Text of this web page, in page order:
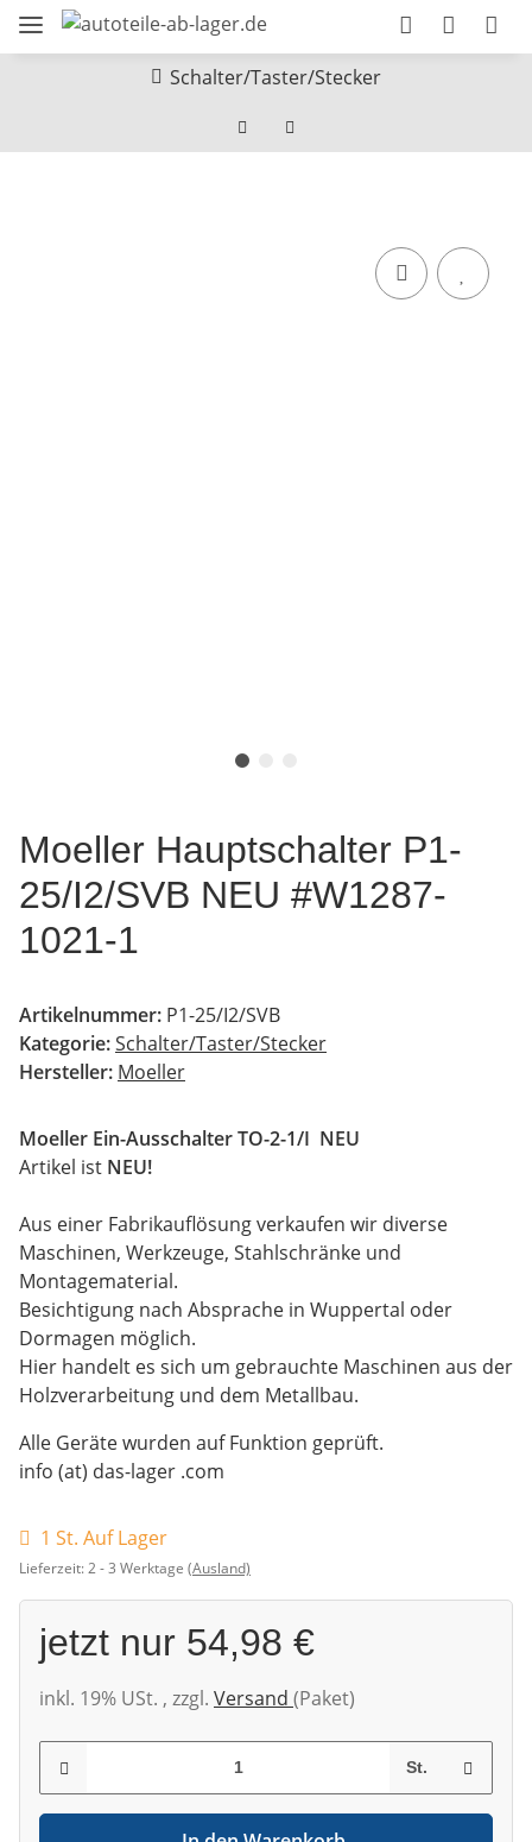
Schalter/Taster/Stecker
Moeller Hauptschalter P1-
25/I2/SVB NEU #W1287-
1021-1
Artikelnummer: P1-25/I2/SVB
Kategorie:Schalter/Taster/Stecker
Hersteller: Moeller
Moeller Ein-Ausschalter TO-2-1/I NEU
Artikel ist NEU!
Aus einer Fabrikauflösung verkaufen wir diverse
Maschinen, Werkzeuge, Stahlschränke und
Montagematerial.
Besichtigung nach Absprache in Wuppertal oder
Dormagen möglich.
Hier handelt es sich um gebrauchte Maschinen aus der
Holzverarbeitung und dem Metallbau.
Alle Geräte wurden auf Funktion geprüft.
info (at) das-lager .com
1 St. Auf Lager
Lieferzeit:2 - 3 Werktage (Ausland)
jetzt nur 54,98 €
inkl. 19% USt. , zzgl. Versand (Paket)
St.